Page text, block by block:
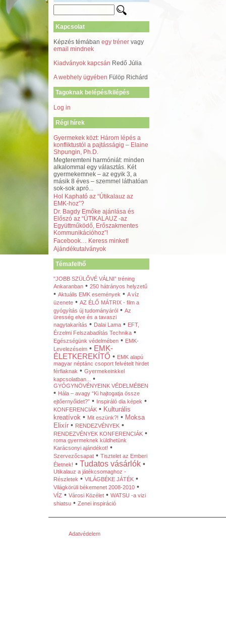
Kapcsolat
Képzés témában egy tréner vagy
email mindnek
Kiadványok kapcsán Redő Júlia
A webhely ügyében Fülöp Richárd
Tagoknak belépés/kilépés
Log in
Régi hírek
Gyermekek közt: Három lépés a
konfliktustól a pajtásságig – Elaine
Shpungin, Ph.D.
Megteremteni harmóniát: minden
alkalommal egy választás. Két
gyermekemnek – az egyik 3, a
másik 8 éves – szemmel láthatóan
sok-sok apró...
Hol Kapható az “Útikalauz az
EMK-hoz”?
Dr. Bagdy Emőke ajánlása és
Előszó az “ÚTIKALAUZ -az
Együttműködő, Erőszakmentes
Kommunikációhoz”!
Facebook… Keress minket!
Ajándékutalványok
Témafelhő
"JOBB SZÜLŐVÉ VÁLNI” tréning
Ankaranban • 250 hátrányos helyzetű
• Aktuális EMK események • A víz
üzenete • AZ ÉLŐ MÁTRIX - film a
gyógyítás új tudományáról • Az
üresség elve és a tavaszi
nagytakarítás • Dalai Lama • EFT,
Érzelmi Felszabadítás Technika •
Egészségünk védelmében • EMK-
Levelezéseim • EMK-
ÉLETKEREKÍTŐ • EMK alapú
magyar néptánc csoport felvételt hirdet
férfiaknak • Gyermekeinkkel
kapcsolatban...
•
GYÓGYNÖVÉNYEINK VÉDELMÉBEN
• Hála – avagy “Ki hajtogatja össze
ejtőernyőidet?” • Inspiráló dia képek •
KONFERENCIÁK • Kulturális
kreatívok • Mit eszünk?! • Moksa
Elixír • RENDEZVÉNYEK •
RENDEZVÉNYEK KONFERENCIÁK •
roma gyermeknek küldhetünk
Karácsonyi ajándékot! •
Szervezőcsapat • Tisztelet az Emberi
Életnek! • Tudatos vásárlók •
Utikalauz a játékcsomaghoz -
Részletek • VILÁGBÉKE JÁTÉK •
Világkörüli békemenet 2008-2010 •
VÍZ • Városi Közélet • WATSU -a vizi
shiatsu • Zenei inspiráció
Adatvédelem